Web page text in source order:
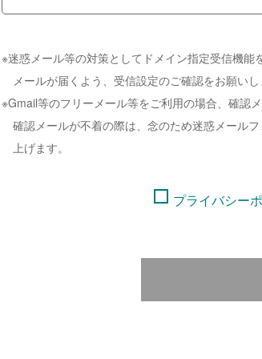
※迷惑メール等の対策としてドメイン指定受信機
メールが届くよう、受信設定のご確認をお願いし
※Gmail等のフリーメール等をご利用の場合、確認
確認メールが不着の際は、念のため迷惑メール
上げます。
プライバシー